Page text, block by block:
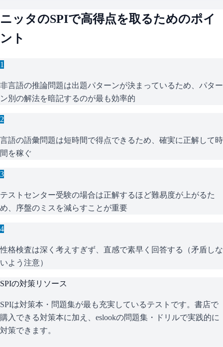
ニッタのSPIで高得点を取るためのポイ
ント
1
非言語の推論問題は出題パターンが決まっているため、パター
ン別の解法を暗記するのが最も効率的
2
言語の語彙問題は短時間で得点できるため、確実に正解して時
間を稼ぐ
3
テストセンター受験の場合は正解するほど難易度が上がるた
め、序盤のミスを減らすことが重要
4
性格検査は深く考えすぎず、直感で素早く回答する（矛盾しな
いよう注意）
SPIの対策リソース
SPIは対策本・問題集が最も充実しているテストです。書店で
購入できる対策本に加え、eslookの問題集・ドリルで実践的に
対策できます。